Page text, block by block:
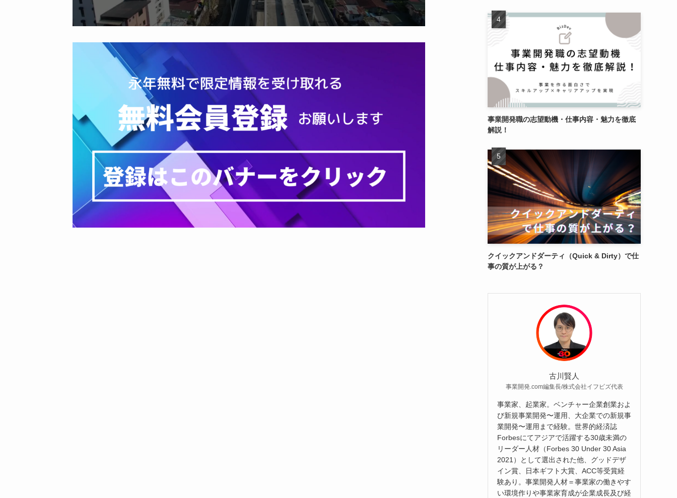
事業開発職の志望動機・仕事内容・魅力を徹底
解説！
クイックアンドダーティ（Quick & Dirty）で仕
事の質が上がる？
古川賢人
事業開発.com編集長/株式会社イフビズ代表
事業家、起業家。ベンチャー企業創業およ
び新規事業開発〜運用、大企業での新規事
業開発〜運用まで経験。世界的経済誌
Forbesにてアジアで活躍する30歳未満の
リーダー人材（Forbes 30 Under 30 Asia
2021）として選出された他、グッドデザ
イン賞、日本ギフト大賞、ACC等受賞経
験あり。事業開発人材＝事業家の働きやす
い環境作りや事業家育成が企業成長及び経